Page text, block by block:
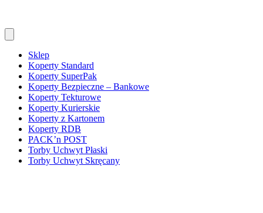
Sklep
Koperty Standard
Koperty SuperPak
Koperty Bezpieczne – Bankowe
Koperty Tekturowe
Koperty Kurierskie
Koperty z Kartonem
Koperty RDB
PACK’n POST
Torby Uchwyt Płaski
Torby Uchwyt Skręcany